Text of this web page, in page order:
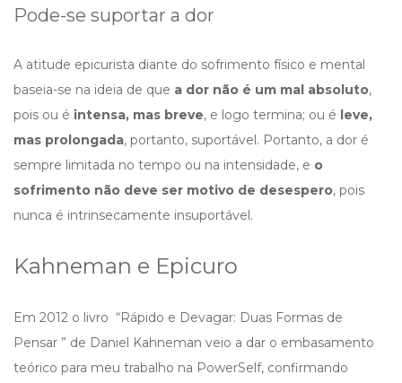
Pode-se suportar a dor
A atitude epicurista diante do sofrimento físico e mental
baseia-se na ideia de que a dor não é um mal absoluto,
pois ou é intensa, mas breve, e logo termina; ou é leve,
mas prolongada, portanto, suportável. Portanto, a dor é
sempre limitada no tempo ou na intensidade, e o
sofrimento não deve ser motivo de desespero, pois
nunca é intrinsecamente insuportável.
Kahneman e Epicuro
Em 2012 o livro “Rápido e Devagar: Duas Formas de
Pensar ” de Daniel Kahneman veio a dar o embasamento
teórico para meu trabalho na PowerSelf, confirmando